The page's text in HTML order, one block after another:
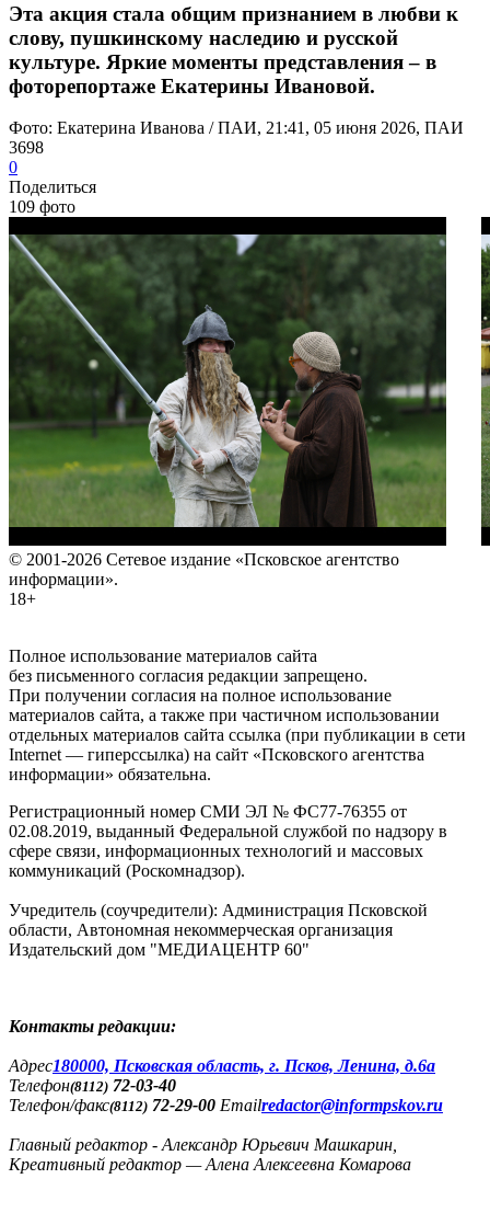
Эта акция стала общим признанием в любви к
слову, пушкинскому наследию и русской
культуре. Яркие моменты представления – в
фоторепортаже Екатерины Ивановой.
Фото: Екатерина Иванова / ПАИ, 21:41, 05 июня 2026, ПАИ
3698
0
Поделиться
109 фото
© 2001-2026 Сетевое издание «Псковское агентство
информации».
18+
Полное использование материалов сайта
без письменного согласия редакции запрещено.
При получении согласия на полное использование
материалов сайта, а также при частичном использовании
отдельных материалов сайта ссылка (при публикации в сети
Internet — гиперссылка) на сайт «Псковского агентства
информации» обязательна.
Регистрационный номер СМИ ЭЛ № ФС77-76355 от
02.08.2019, выданный Федеральной службой по надзору в
сфере связи, информационных технологий и массовых
коммуникаций (Роскомнадзор).
Учредитель (соучредители): Администрация Псковской
области, Автономная некоммерческая организация
Издательский дом "МЕДИАЦЕНТР 60"
Контакты редакции:
Адреc180000, Псковская область, г. Псков, Ленина, д.6а
Телефон(8112) 72-03-40
Телефон/факс(8112) 72-29-00 Emailredactor@informpskov.ru
Главный редактор - Александр Юрьевич Машкарин,
Креативный редактор — Алена Алексеевна Комарова